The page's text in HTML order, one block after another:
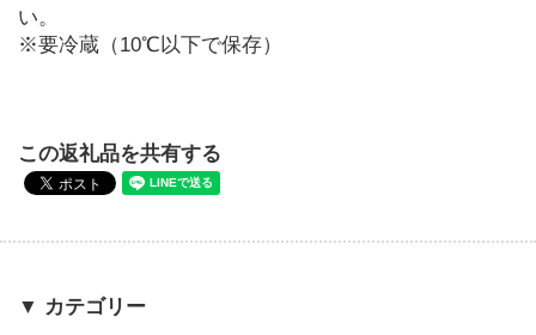
い。
※要冷蔵（10℃以下で保存）
この返礼品を共有する
▼ カテゴリー